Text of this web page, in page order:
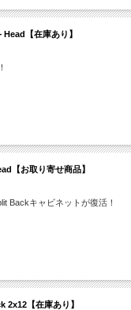
【在庫あり】
【お取り寄せ商品】
Backキャビネットが復活！
【在庫あり】